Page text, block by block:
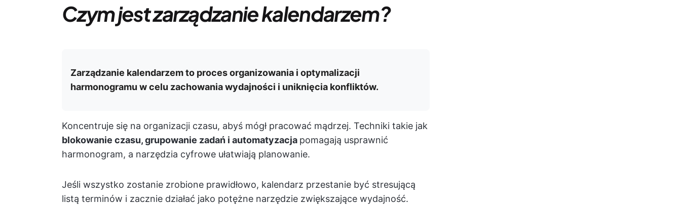
Czym jest zarządzanie kalendarzem?
Zarządzanie kalendarzem to proces organizowania i optymalizacji
harmonogramu w celu zachowania wydajności i uniknięcia konfliktów.
Koncentruje się na organizacji czasu, abyś mógł pracować mądrzej. Techniki takie jak
blokowanie czasu, grupowanie zadań i automatyzacja pomagają usprawnić
harmonogram, a narzędzia cyfrowe ułatwiają planowanie.
Jeśli wszystko zostanie zrobione prawidłowo, kalendarz przestanie być stresującą
listą terminów i zacznie działać jako potężne narzędzie zwiększające wydajność.